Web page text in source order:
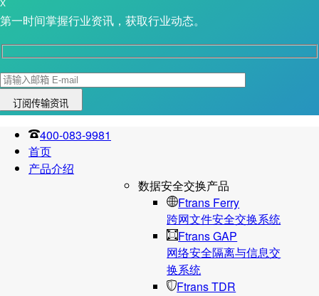
X
第一时间掌握行业资讯，获取行业动态。
400-083-9981
首页
产品介绍
数据安全交换产品
Ftrans Ferry
跨网文件安全交换系统
Ftrans GAP
网络安全隔离与信息交
换系统
Ftrans TDR